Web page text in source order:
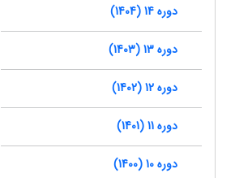
دوره 14 (1404)
دوره 13 (1403)
دوره 12 (1402)
دوره 11 (1401)
دوره 10 (1400)